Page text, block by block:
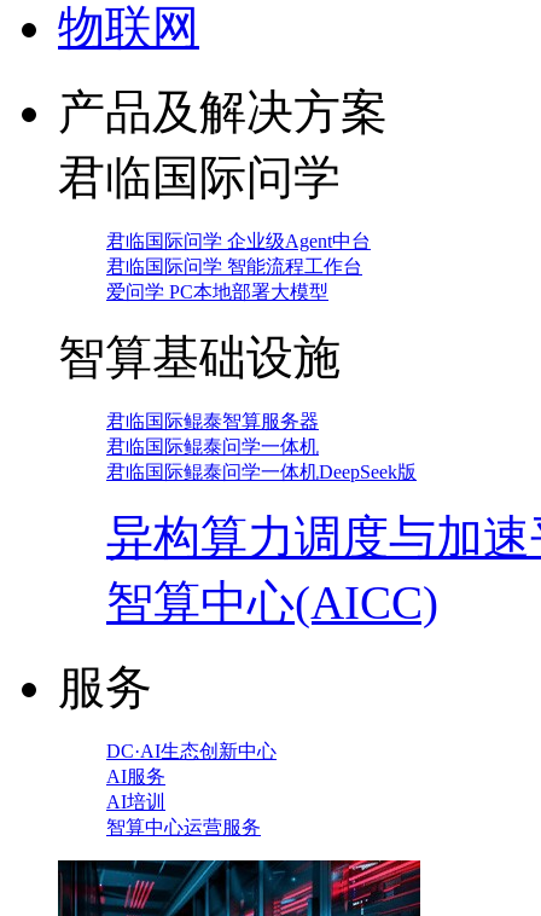
物联网
产品及解决方案
君临国际问学
君临国际问学 企业级Agent中台
君临国际问学 智能流程工作台
爱问学 PC本地部署大模型
智算基础设施
君临国际鲲泰智算服务器
君临国际鲲泰问学一体机
君临国际鲲泰问学一体机DeepSeek版
异构算力调度与加
智算中心(AICC)
服务
DC·AI生态创新中心
AI服务
AI培训
智算中心运营服务